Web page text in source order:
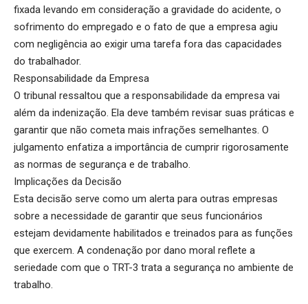
fixada levando em consideração a gravidade do acidente, o
sofrimento do empregado e o fato de que a empresa agiu
com negligência ao exigir uma tarefa fora das capacidades
do trabalhador.
Responsabilidade da Empresa
O tribunal ressaltou que a responsabilidade da empresa vai
além da indenização. Ela deve também revisar suas práticas e
garantir que não cometa mais infrações semelhantes. O
julgamento enfatiza a importância de cumprir rigorosamente
as normas de segurança e de trabalho.
Implicações da Decisão
Esta decisão serve como um alerta para outras empresas
sobre a necessidade de garantir que seus funcionários
estejam devidamente habilitados e treinados para as funções
que exercem. A condenação por dano moral reflete a
seriedade com que o TRT-3 trata a segurança no ambiente de
trabalho.